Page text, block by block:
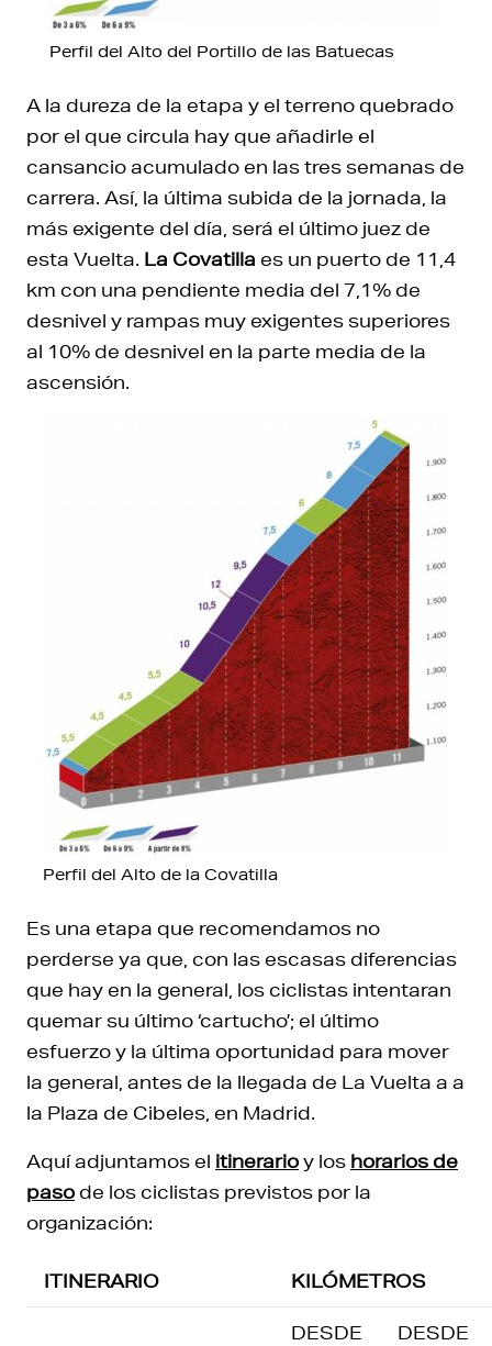
Perfil del Alto del Portillo de las Batuecas
A la dureza de la etapa y el terreno quebrado
por el que circula hay que añadirle el
cansancio acumulado en las tres semanas de
carrera. Así, la última subida de la jornada, la
más exigente del día, será el último juez de
esta Vuelta. La Covatilla es un puerto de 11,4
km con una pendiente media del 7,1% de
desnivel y rampas muy exigentes superiores
al 10% de desnivel en la parte media de la
ascensión.
Perfil del Alto de la Covatilla
Es una etapa que recomendamos no
perderse ya que, con las escasas diferencias
que hay en la general, los ciclistas intentaran
quemar su último ‘cartucho’; el último
esfuerzo y la última oportunidad para mover
la general, antes de la llegada de La Vuelta a a
la Plaza de Cibeles, en Madrid.
Aquí adjuntamos el itinerarioy los horarios de
pasode los ciclistas previstos por la
organización:
ITINERARIO KILÓMETROS
DESDE
DESDE